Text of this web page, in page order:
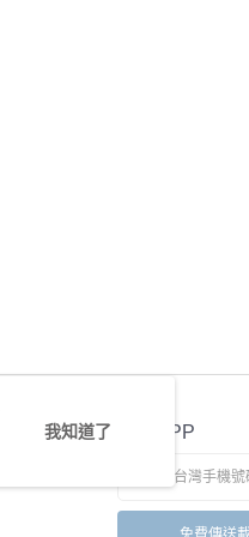
官方APP
我知道了